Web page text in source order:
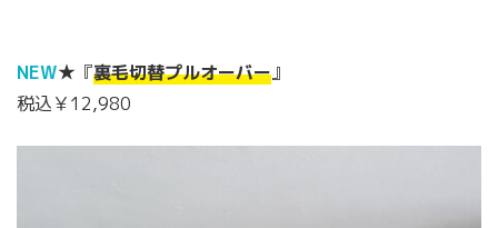
NEW★『裏毛切替プルオーバー』
税込￥12,980